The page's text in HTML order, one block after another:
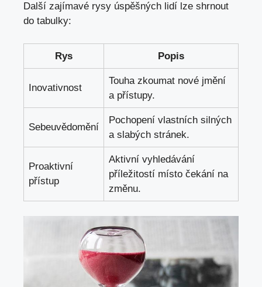
Další ⁤zajímavé rysy úspěšných lidí ⁣lze shrnout
do tabulky:
Rys Popis
Inovativnost
Touha zkoumat nové jmění
a přístupy.
Sebeuvědomění
Pochopení vlastních silných
a slabých stránek.
Proaktivní ​
přístup
Aktivní vyhledávání
příležitostí místo čekání na
změnu.